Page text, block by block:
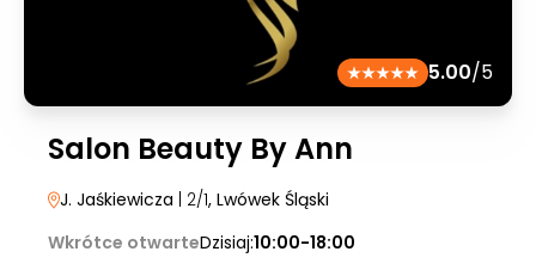
5.00/5
Salon Beauty By Ann
J. Jaśkiewicza | 2/1, Lwówek Śląski
Wkrótce otwarteDzisiaj:10:00-18:00